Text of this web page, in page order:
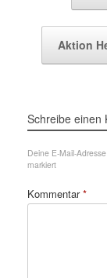
Aktion
Schreibe einen
Deine E-Mail-
markiert
Kommentar*